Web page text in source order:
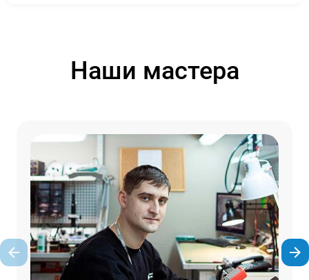
Наши мастера